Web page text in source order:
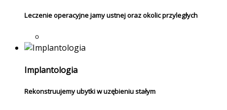
Leczenie operacyjne jamy ustnej oraz okolic przyległych
Implantologia
Rekonstruujemy ubytki w uzębieniu stałym